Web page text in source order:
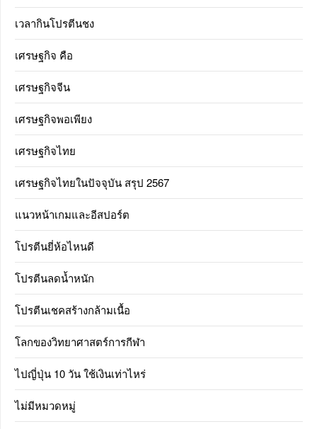
เวลากินโปรตีนชง
เศรษฐกิจ คือ
เศรษฐกิจจีน
เศรษฐกิจพอเพียง
เศรษฐกิจไทย
เศรษฐกิจไทยในปัจจุบัน สรุป 2567
แนวหน้าเกมและอีสปอร์ต
โปรตีนยี่ห้อไหนดี
โปรตีนลดน้ำหนัก
โปรตีนเชคสร้างกล้ามเนื้อ
โลกของวิทยาศาสตร์การกีฬา
ไปญี่ปุ่น 10 วัน ใช้เงินเท่าไหร่
ไม่มีหมวดหมู่